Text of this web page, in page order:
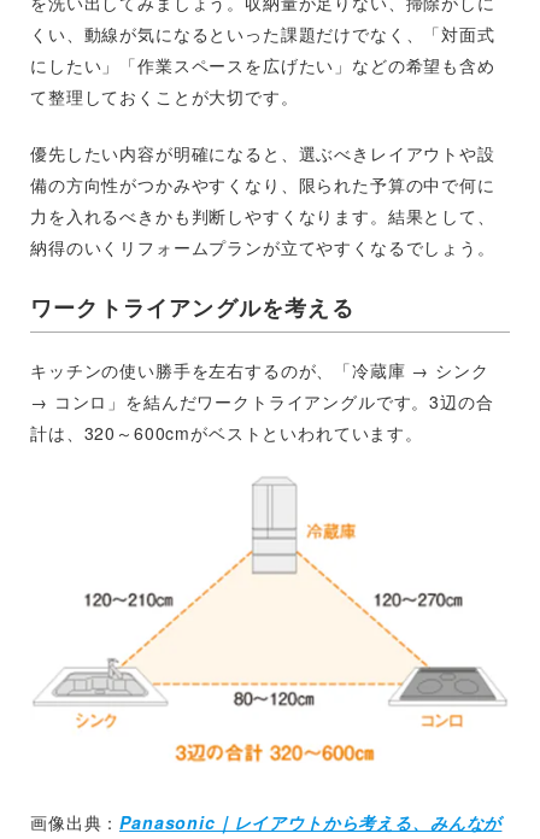
くい、動線が気になるといった課題だけでなく、「対面式
にしたい」「作業スペースを広げたい」などの希望も含め
て整理しておくことが大切です。
優先したい内容が明確になると、選ぶべきレイアウトや設
備の方向性がつかみやすくなり、限られた予算の中で何に
力を入れるべきかも判断しやすくなります。結果として、
納得のいくリフォームプランが立てやすくなるでしょう。
ワークトライアングルを考える
キッチンの使い勝手を左右するのが、「冷蔵庫 → シンク
→ コンロ」を結んだワークトライアングルです。3辺の合
計は、320～600cmがベストといわれています。
画像出典：Panasonic｜レイアウトから考える、みんなが